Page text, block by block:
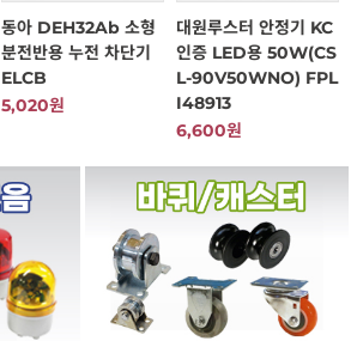
동아 DEH32Ab 소형
분전반용 누전 차단기
ELCB
5,020원
대원루스터 안정기 KC
인증 LED용 50W(CS
L-90V50WNO) FPL
I48913
6,600원